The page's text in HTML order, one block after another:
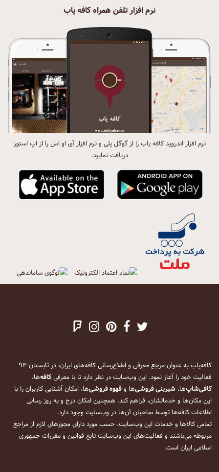
نرم افزار تلفن همراه کافه یاب
نرم افزار اندروید کافه یاب را از گوگل پلی و نرم افزار آی او اس را از اپ استور
دریافت نمایید.
کافه‌یاب به عنوان مرجع معرفی و اطلاع‌رسانی کافه‌های ایران، در تابستان ۹۳
فعالیت خود را آغاز نمود. این وب‌سایت در نظر دارد تا با معرفیکافه‌ها،
کافی‌شاپ‌ها، شیرینی فروشی‌ها وقهوه فروشی‌ها، امکان آشنایی کاربران را با
این مکان‌ها و خدماتشان، فراهم کند. همچنین امکان درج و به روز رسانی
اطلاعات کافه‌ها توسط صاحبان آن‌ها در وب‌سایت وجود دارد.
تمامی کالاها و خدمات این وب‌سایت، حسب مورد دارای مجوزهای لازم از مراجع
مربوطه می‌باشند و فعالیت‌های این وب‌سایت تابع قوانین و مقررات جمهوری
اسلامی ایران است.